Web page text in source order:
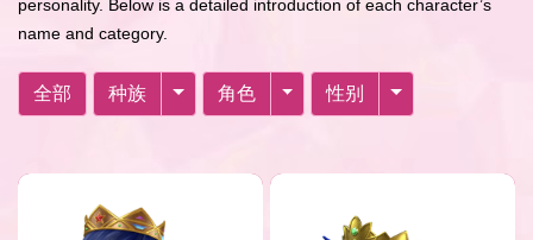
personality. Below is a detailed introduction of each character’s
name and category.
全部 种族 角色 性别